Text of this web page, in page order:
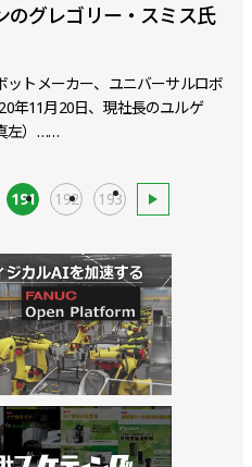
のグレゴリー・スミス氏
トメーカー、ユニバーサルロボ
年11月20日、現社長のユルゲ
左）……
191 192 193